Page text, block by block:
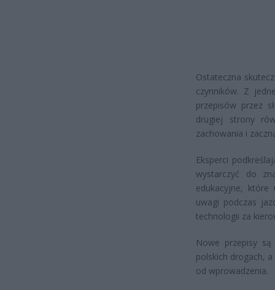
Ostateczna
czynników. Z
przepisów przez
drugiej strony
zachowania i
Eksperci
wystarczyć do
edukacyjne, które
uwagi podczas
technologii za
Nowe przepisy
polskich drogach,
od wprowadzenia.